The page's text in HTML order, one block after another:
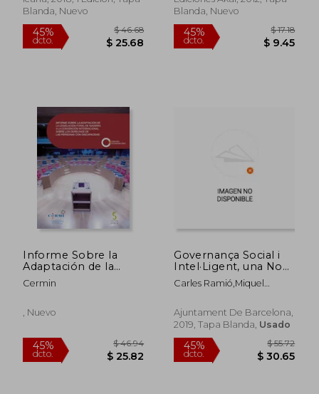
45%
dcto.
Blanda, Nuevo
Blanda, Nuevo
Informe Sobre la
Adaptación de la
Legislación Foral de
Navarra a la
Internacional Sobre
Discapacidad
Cermin
, Nuevo
Governança Social i
Intel·Ligent, una Nova
Organització per a
L'ajuntament de
Catalán)
Carles Ramió,Miquel
Ajuntament De Barcelona,
2019, Tapa Blanda, Usado